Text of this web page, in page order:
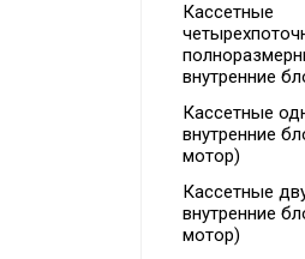
Кассетные
внутренние
Кассетные
внутренние
мотор)
Кассетные
внутренние
мотор)